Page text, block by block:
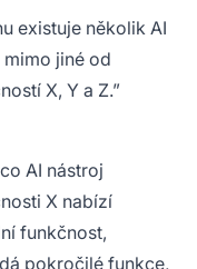
existuje několik AI
mimo jiné od
X, Y a Z.”
AI nástroj
X nabízí
funkčnost,
pokročilé funkce,